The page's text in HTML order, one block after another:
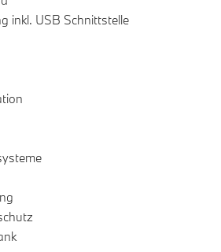
inkl. USB Schnittstelle